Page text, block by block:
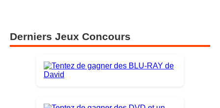
Derniers Jeux Concours